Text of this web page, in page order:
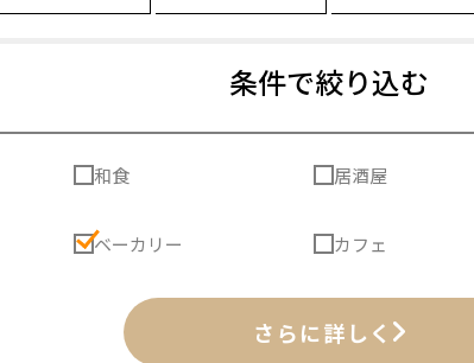
条件で絞り込む
和食 居酒屋
ベーカリー カフェ
さらに詳しく